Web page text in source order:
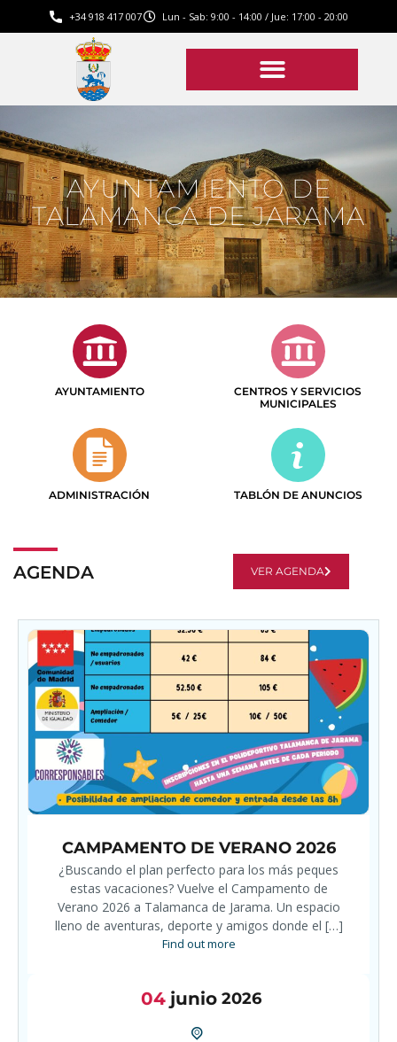
+34 918 417 007 Lun - Sab: 9:00 - 14:00 / Jue: 17:00 - 20:00
AYUNTAMIENTO DE
TALAMANCA DE JARAMA
AYUNTAMIENTO
CENTROS Y SERVICIOS
MUNICIPALES
ADMINISTRACIÓN TABLÓN DE ANUNCIOS
AGENDA VER AGENDA
CAMPAMENTO DE VERANO 2026
¿Buscando el plan perfecto para los más peques
estas vacaciones? Vuelve el Campamento de
Verano 2026 a Talamanca de Jarama. Un espacio
lleno de aventuras, deporte y amigos donde el […]
Find out more
04 junio 2026